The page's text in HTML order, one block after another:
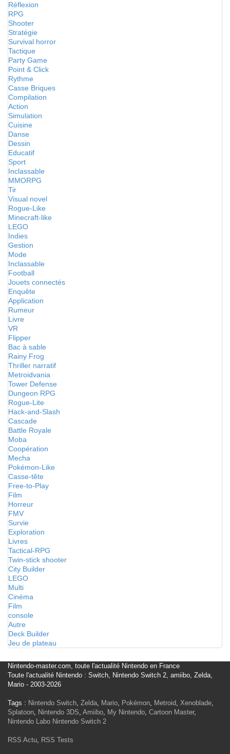
Réflexion
RPG
Shooter
Stratégie
Survival horror
Tactique
Party Game
Point & Click
Rythme
Casse Briques
Compilation
Action
Simulation
Cuisine
Danse
Dessin
Educatif
Sport
Inclassable
MMORPG
Tir
Visual novel
Rogue-Like
Minecraft-like
LEGO
Indies
Gestion
Mode
Inclassable
Football
Jouets connectés
Enquête
Application
Rumeur
Livre
VR
Flipper
Bac à sable
Rainy Frog
Thriller narratif
Metroidvania
Tower Defense
Dungeon RPG
Rogue-Lite
Hack-and-Slash
Cascade
Battle Royale
Moba
Coopération
Mecha
Pokémon-Like
Casse-tête
Free-to-Play
Film
Horreur
FMV
Survie
Exploration
Livres
Tactical-RPG
Twin-stick shooter
City Builder
LEGO
Multi
Cinéma
Film
console
Autre
Deck Builder
Jeu de plateau
Nintendo-master.com, toute l'actualité Nintendo en France
Toute l'actualité Nintendo : Switch, Nintendo Switch 2, amiibo, Zelda,
Mario - 2003-2026
Tags : Nintendo Switch, Zelda, Mario, Pokémon, Metroid, Xenoblade,
Splatoon, Nintendo 3DS, Amiibo, My Nintendo, Cartoon Master,
Nintendo Labo Nintendo Switch 2
RSS Actu, RSS Tests